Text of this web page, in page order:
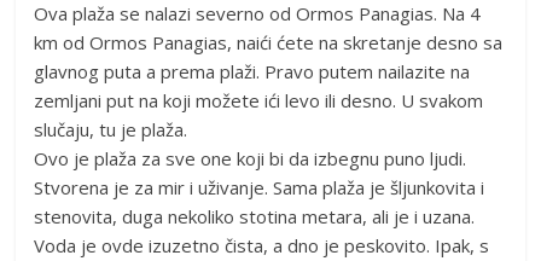
Ova plaža se nalazi severno od Ormos Panagias. Na 4
km od Ormos Panagias, naići ćete na skretanje desno sa
glavnog puta a prema plaži. Pravo putem nailazite na
zemljani put na koji možete ići levo ili desno. U svakom
slučaju, tu je plaža.
Ovo je plaža za sve one koji bi da izbegnu puno ljudi.
Stvorena je za mir i uživanje. Sama plaža je šljunkovita i
stenovita, duga nekoliko stotina metara, ali je i uzana.
Voda je ovde izuzetno čista, a dno je peskovito. Ipak, s